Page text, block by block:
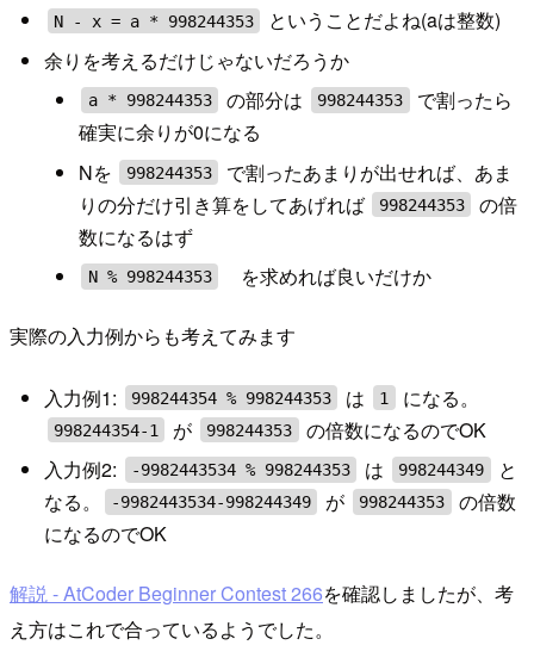
N - x = a * 998244353
ということだよね(aは整数)
余りを考えるだけじゃないだろうか
a * 998244353 の部分は 998244353
で割ったら
確実に余りが0になる
Nを
998244353
で割ったあまりが出せれば、あま
りの分だけ引き算をしてあげれば
998244353
の倍
数になるはず
N % 998244353 を求めれば良いだけか
実際の入力例からも考えてみます
入力例1: 998244354 % 998244353 は 1 になる。
998244354-1 が 998244353
の倍数になるのでOK
入力例2:
-9982443534 % 998244353 は 998244349
と
なる。
-9982443534-998244349 が 998244353
の倍数
になるのでOK
解説 - AtCoder Beginner Contest 266を確認しましたが、考
え方はこれで合っているようでした。